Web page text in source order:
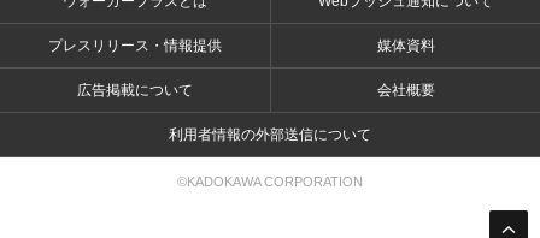
プレスリリース・情報提供 媒体資料
広告掲載について 会社概要
利用者情報の外部送信について
©KADOKAWA CORPORATION